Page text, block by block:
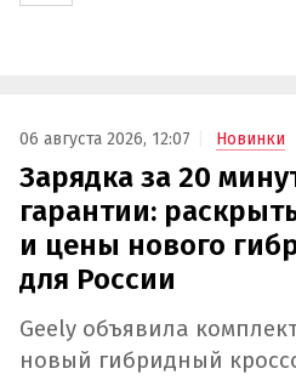
06 августа 2026, 12:07 Новинки
Зарядка за 20
гарантии:
и цены нового
для России
Geely объявила
новый гибридный